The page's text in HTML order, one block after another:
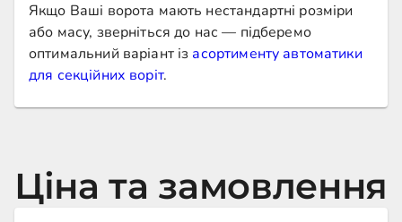
Якщо Ваші ворота мають нестандартні розміри
або масу, зверніться до нас — підберемо
оптимальний варіант із асортименту автоматики
для секційних воріт.
Ціна та замовлення